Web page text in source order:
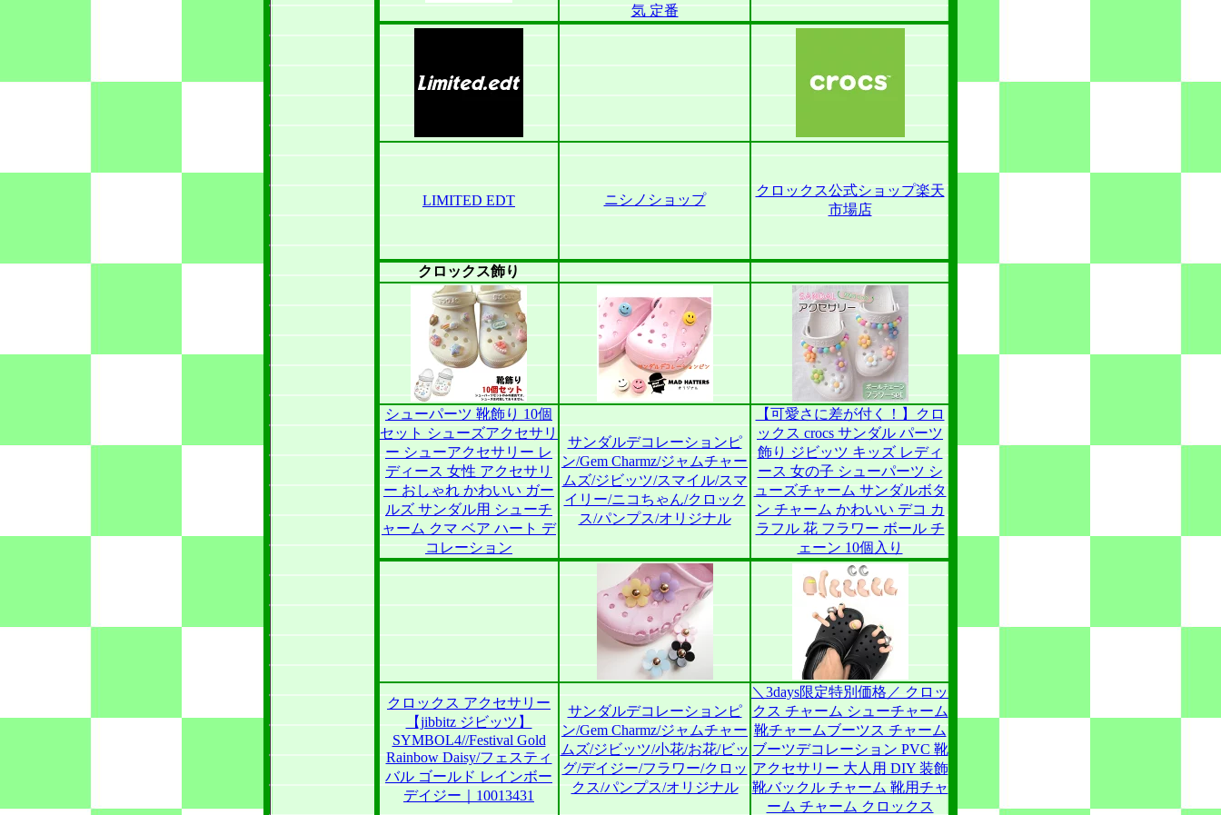
気 定番
LIMITED EDT ニシノショップ
クロックス公式ショップ楽天
市場店
クロックス飾り
シューパーツ 靴飾り 10個
セット シューズアクセサリ
ー シューアクセサリー レ
ディース 女性 アクセサリ
ー おしゃれ かわいい ガー
ルズ サンダル用 シューチ
ャーム クマ ベア ハート デ
コレーション
サンダルデコレーションピ
ン/Gem Charmz/ジャムチャー
ムズ/ジビッツ/スマイル/スマ
イリー/ニコちゃん/クロック
ス/パンプス/オリジナル
【可愛さに差が付く！】クロ
ックス crocs サンダル パーツ
飾り ジビッツ キッズ レディ
ース 女の子 シューパーツ シ
ューズチャーム サンダルボタ
ン チャーム かわいい デコ カ
ラフル 花 フラワー ボール チ
ェーン 10個入り
クロックス アクセサリー
【jibbitz ジビッツ】
SYMBOL4//Festival Gold
Rainbow Daisy/フェスティ
バル ゴールド レインボー
デイジー｜10013431
サンダルデコレーションピ
ン/Gem Charmz/ジャムチャー
ムズ/ジビッツ/小花/お花/ビッ
グ/デイジー/フラワー/クロッ
クス/パンプス/オリジナル
＼3days限定特別価格／ クロッ
クス チャーム シューチャーム
靴チャームブーツス チャーム
ブーツデコレーション PVC 靴
アクセサリー 大人用 DIY 装飾
靴バックル チャーム 靴用チャ
ーム チャーム クロックス